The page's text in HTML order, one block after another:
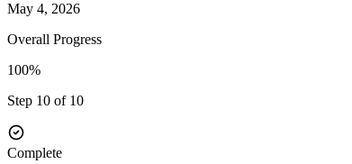
May 4, 2026
Overall Progress
100%
Step 10 of 10
Complete